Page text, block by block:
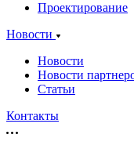
Проектирование
Новости
Новости
Новости
Статьи
Контакты